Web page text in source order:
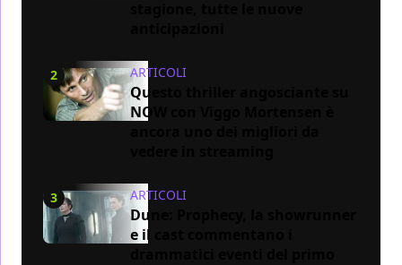
2 ARTICOLI
Questo thriller angosciante su
NOW con Viggo Mortensen è
3 ARTICOLI
Dune: Prophecy, la showrunner
e il cast commentano i